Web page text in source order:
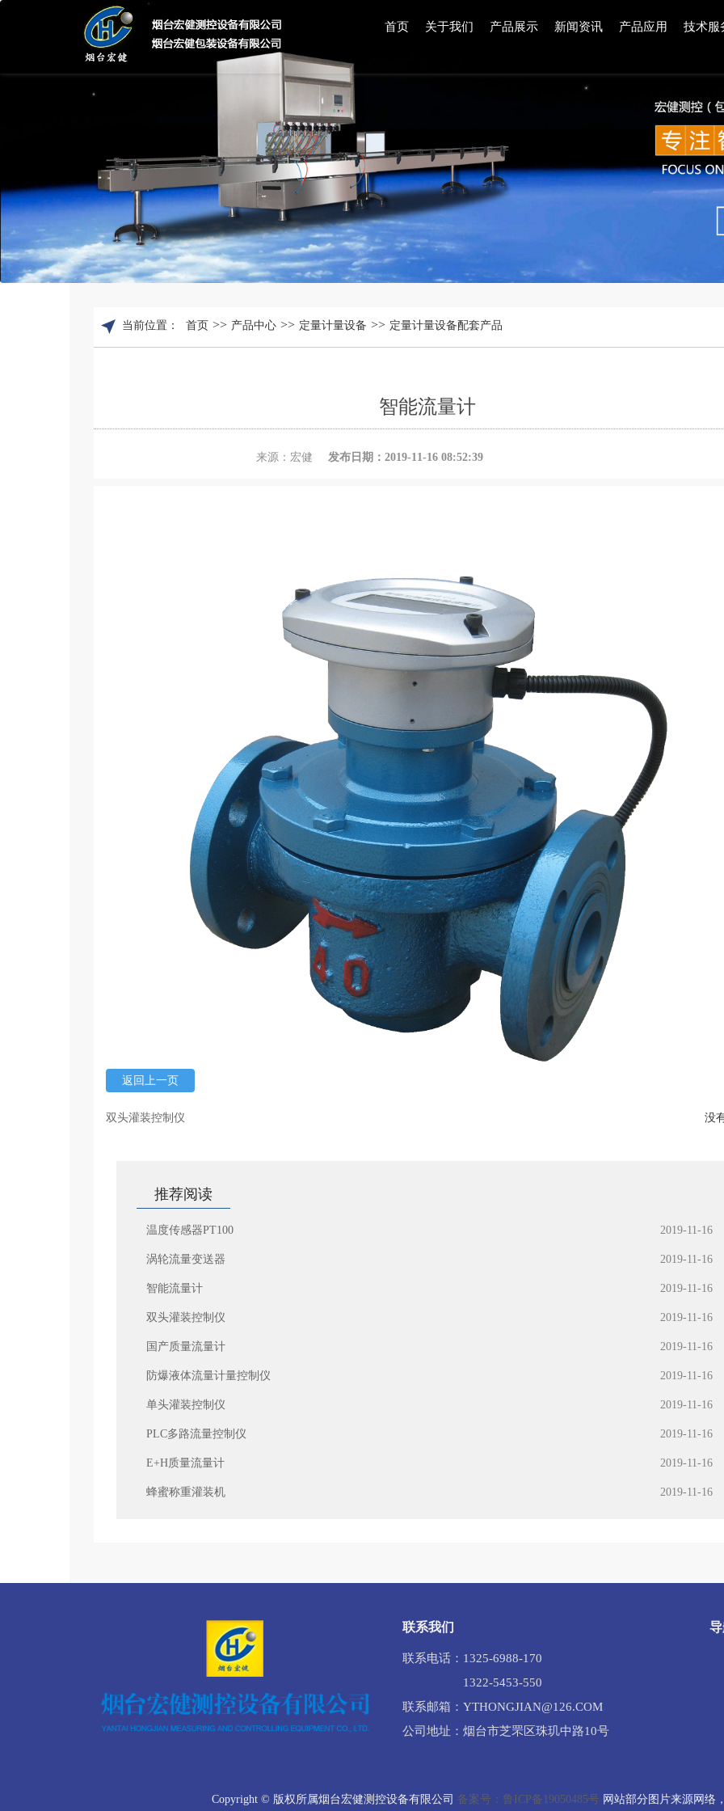
首页 关于我们 产品展示 新闻资讯 产品应用 技术服
当前位置： 首页 >> 产品中心 >> 定量计量设备 >> 定量计量设备配套产品
智能流量计
来源：宏健 发布日期：2019-11-16 08:52:39
返回上一页
双头灌装控制仪 没
推荐阅读
2019-11-16
温度传感器PT100
2019-11-16
涡轮流量变送器
2019-11-16
智能流量计
2019-11-16
双头灌装控制仪
2019-11-16
国产质量流量计
2019-11-16
防爆液体流量计量控制仪
2019-11-16
单头灌装控制仪
2019-11-16
PLC多路流量控制仪
2019-11-16
E+H质量流量计
2019-11-16
蜂蜜称重灌装机
联系我们
联系电话：1325-6988-170
1322-5453-550
联系邮箱：YTHONGJIAN@126.COM
公司地址：烟台市芝罘区珠玑中路10号
Copyright © 版权所属烟台宏健测控设备有限公司 备案号：鲁ICP备19050485号 网站部分图片来源网络